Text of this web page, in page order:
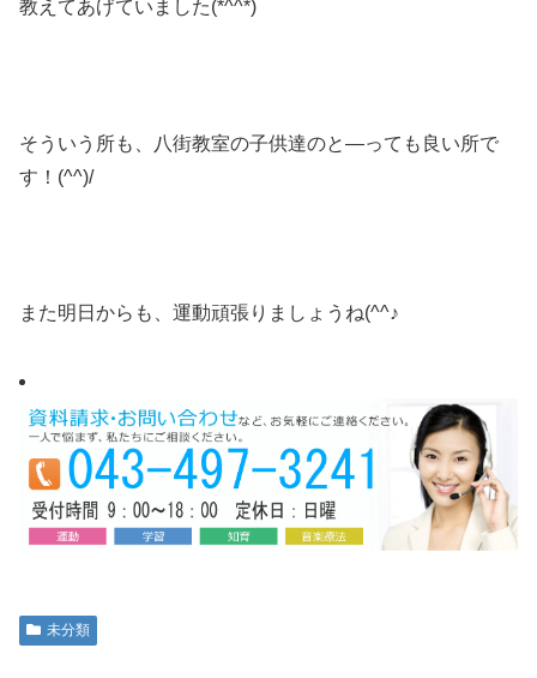
教えてあげていました(*^^*)
そういう所も、八街教室の子供達のと―っても良い所で
す！(^^)/
また明日からも、運動頑張りましょうね(^^♪
未分類